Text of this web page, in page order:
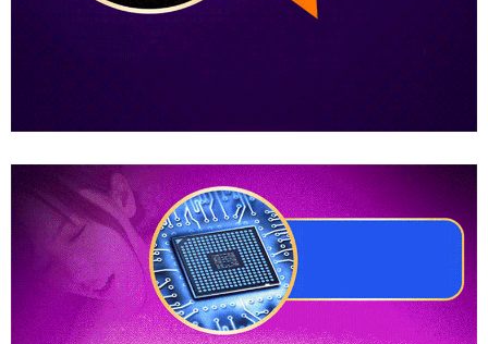
AD33H
Cốc
Thủ
Dâm
Nữ
Rung
Tự
Động
Co